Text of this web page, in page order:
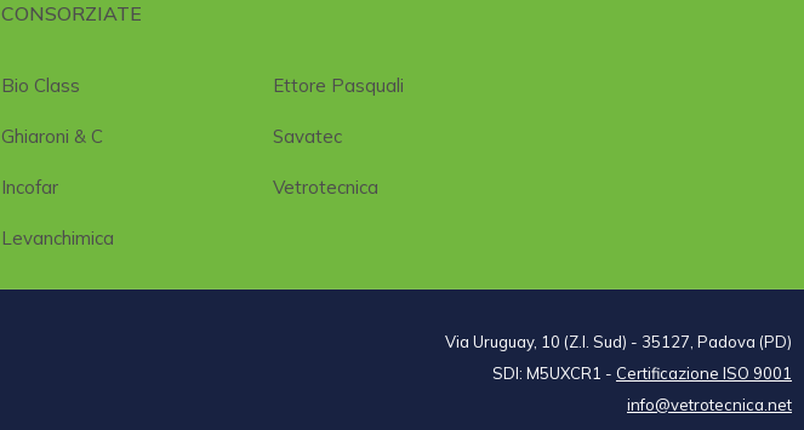
CONSORZIATE
Bio Class
Ghiaroni & C
Incofar
Levanchimica
Ettore Pasquali
Savatec
Vetrotecnica
Via Uruguay, 10 (Z.I. Sud) - 35127, Padova (PD)
SDI: M5UXCR1 - Certificazione ISO 9001
info@vetrotecnica.net